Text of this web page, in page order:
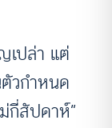
เปล่า แต่
วกำหนด
กี่สัปดาห์”